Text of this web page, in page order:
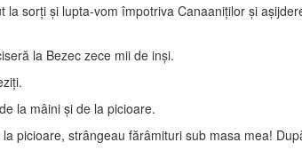
sorţi şi lupta-vom împotriva Canaaniţilor şi
la Bezec zece mii de inşi.
la mâini şi de la picioare.
picioare, strângeau fărâmituri sub masa mea!